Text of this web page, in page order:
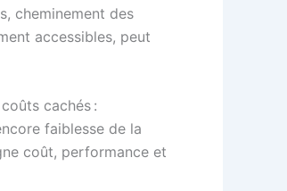
cheminement des
accessibles, peut
cachés :
faiblesse de la
coût, performance et